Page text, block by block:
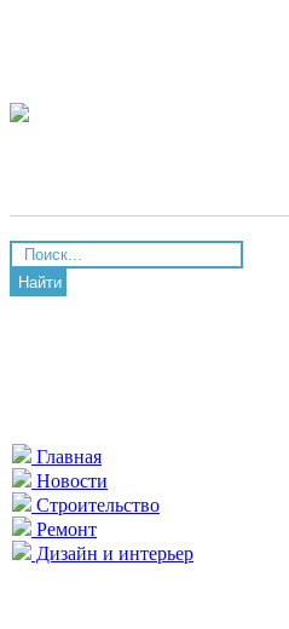
Найти
Главная
Новости
Строительство
Ремонт
Дизайн и интерьер